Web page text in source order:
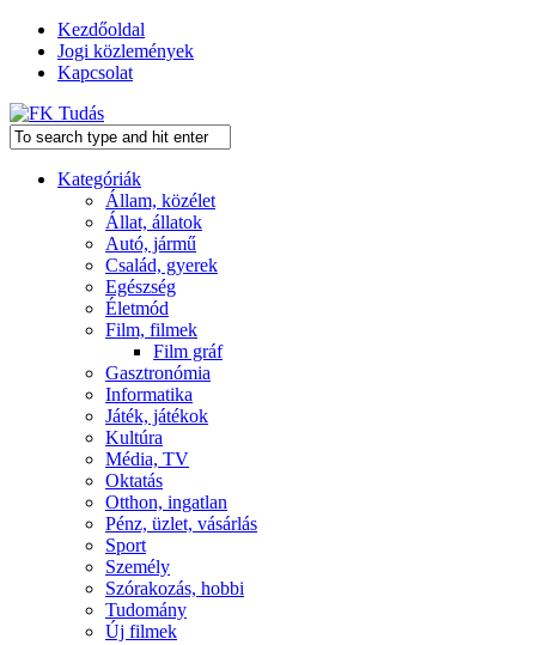
Kezdőoldal
Jogi közlemények
Kapcsolat
Kategóriák
Állam, közélet
Állat, állatok
Autó, jármű
Család, gyerek
Egészség
Életmód
Film, filmek
Film gráf
Gasztronómia
Informatika
Játék, játékok
Kultúra
Média, TV
Oktatás
Otthon, ingatlan
Pénz, üzlet, vásárlás
Sport
Személy
Szórakozás, hobbi
Tudomány
Új filmek